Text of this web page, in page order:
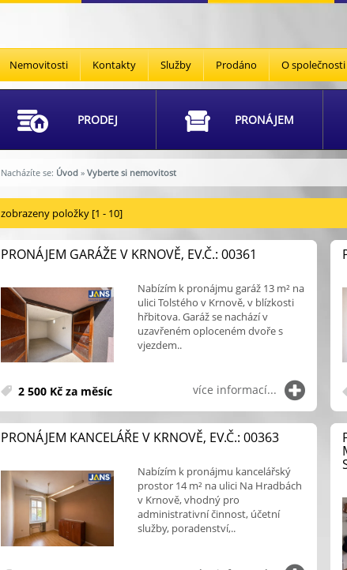
Nemovitosti Kontakty Služby Prodáno O společnosti
PRODEJ PRONÁJEM
Nacházíte se: Úvod » Vyberte si nemovitost
zobrazeny položky [1 - 10]
PRONÁJEM GARÁŽE V KRNOVĚ, EV.Č.: 00361
Nabízím k pronájmu garáž 13 m² na
ulici Tolstého v Krnově, v blízkosti
hřbitova. Garáž se nachází v
uzavřeném oploceném dvoře s
vjezdem..
2 500 Kč za měsíc více informací...
PRONÁJEM KANCELÁŘE V KRNOVĚ, EV.Č.: 00363
Nabízím k pronájmu kancelářský
prostor 14 m² na ulici Na Hradbách
v Krnově, vhodný pro
administrativní činnost, účetní
služby, poradenství,..